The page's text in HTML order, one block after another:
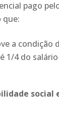
pago
que:
a
1/4 do
social